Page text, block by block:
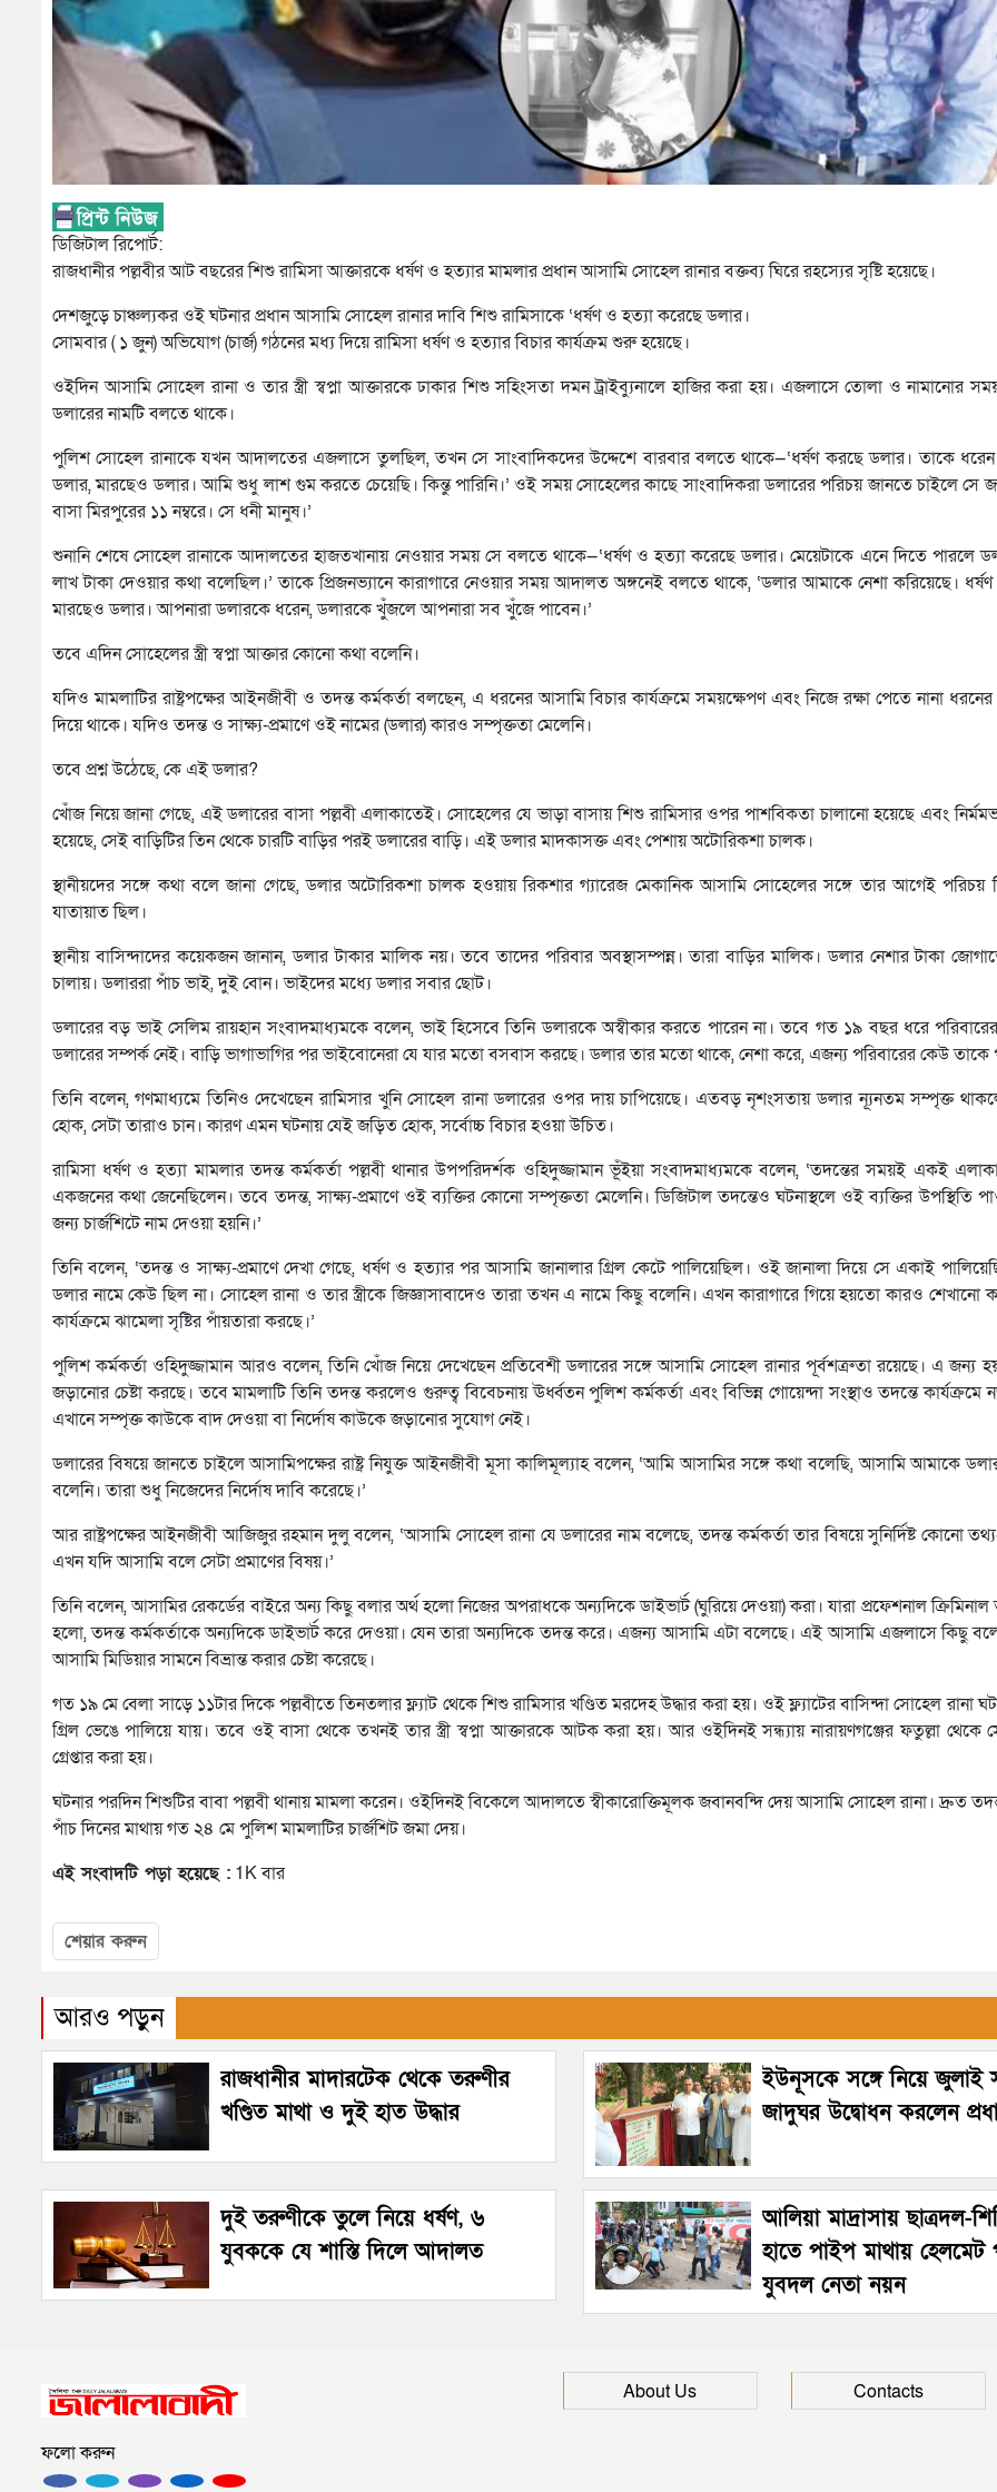
ডিজিটাল রিপোর্ট:
রাজধানীর পল্লবীর আট বছরের শিশু রামিসা আক্তারকে ধর্ষণ ও হত্যার মামলার প্রধান আসামি সোহেল রানার বক্তব্য ঘিরে রহস্যের সৃষ্টি হয়েছে।
দেশজুড়ে চাঞ্চল্যকর ওই ঘটনার প্রধান আসামি সোহেল রানার দাবি শিশু রামিসাকে ‘ধর্ষণ ও হত্যা করেছে ডলার।
সোমবার ( ১ জুন) অভিযোগ (চার্জ) গঠনের মধ্য দিয়ে রামিসা ধর্ষণ ও হত্যার বিচার কার্যক্রম শুরু হয়েছে।
ওইদিন আসামি সোহেল রানা ও তার স্ত্রী স্বপ্না আক্তারকে ঢাকার শিশু সহিংসতা দমন ট্রাইব্যুনালে হাজির করা হয়। এজলাসে তোলা ও নামানোর
ডলারের নামটি বলতে থাকে।
পুলিশ সোহেল রানাকে যখন আদালতের এজলাসে তুলছিল, তখন সে সাংবাদিকদের উদ্দেশে বারবার বলতে থাকে—‘ধর্ষণ করছে ডলার। তাকে
ডলার, মারছেও ডলার। আমি শুধু লাশ গুম করতে চেয়েছি। কিন্তু পারিনি।’ ওই সময় সোহেলের কাছে সাংবাদিকরা ডলারের পরিচয় জানতে চাইলে সে
বাসা মিরপুরের ১১ নম্বরে। সে ধনী মানুষ।’
শুনানি শেষে সোহেল রানাকে আদালতের হাজতখানায় নেওয়ার সময় সে বলতে থাকে—‘ধর্ষণ ও হত্যা করেছে ডলার। মেয়েটাকে এনে দিতে পারলে
লাখ টাকা দেওয়ার কথা বলেছিল।’ তাকে প্রিজনভ্যানে কারাগারে নেওয়ার সময় আদালত অঙ্গনেই বলতে থাকে, ‘ডলার আমাকে নেশা করিয়েছে।
মারছেও ডলার। আপনারা ডলারকে ধরেন, ডলারকে খুঁজলে আপনারা সব খুঁজে পাবেন।’
তবে এদিন সোহেলের স্ত্রী স্বপ্না আক্তার কোনো কথা বলেনি।
যদিও মামলাটির রাষ্ট্রপক্ষের আইনজীবী ও তদন্ত কর্মকর্তা বলছেন, এ ধরনের আসামি বিচার কার্যক্রমে সময়ক্ষেপণ এবং নিজে রক্ষা পেতে নানা
দিয়ে থাকে। যদিও তদন্ত ও সাক্ষ্য-প্রমাণে ওই নামের (ডলার) কারও সম্পৃক্ততা মেলেনি।
তবে প্রশ্ন উঠেছে, কে এই ডলার?
খোঁজ নিয়ে জানা গেছে, এই ডলারের বাসা পল্লবী এলাকাতেই। সোহেলের যে ভাড়া বাসায় শিশু রামিসার ওপর পাশবিকতা চালানো হয়েছে এবং
হয়েছে, সেই বাড়িটির তিন থেকে চারটি বাড়ির পরই ডলারের বাড়ি। এই ডলার মাদকাসক্ত এবং পেশায় অটোরিকশা চালক।
স্থানীয়দের সঙ্গে কথা বলে জানা গেছে, ডলার অটোরিকশা চালক হওয়ায় রিকশার গ্যারেজ মেকানিক আসামি সোহেলের সঙ্গে তার আগেই পরিচয়
যাতায়াত ছিল।
স্থানীয় বাসিন্দাদের কয়েকজন জানান, ডলার টাকার মালিক নয়। তবে তাদের পরিবার অবস্থাসম্পন্ন। তারা বাড়ির মালিক। ডলার নেশার টাকা
চালায়। ডলাররা পাঁচ ভাই, দুই বোন। ভাইদের মধ্যে ডলার সবার ছোট।
ডলারের বড় ভাই সেলিম রায়হান সংবাদমাধ্যমকে বলেন, ভাই হিসেবে তিনি ডলারকে অস্বীকার করতে পারেন না। তবে গত ১৯ বছর ধরে
ডলারের সম্পর্ক নেই। বাড়ি ভাগাভাগির পর ভাইবোনেরা যে যার মতো বসবাস করছে। ডলার তার মতো থাকে, নেশা করে, এজন্য পরিবারের কেউ তাকে
তিনি বলেন, গণমাধ্যমে তিনিও দেখেছেন রামিসার খুনি সোহেল রানা ডলারের ওপর দায় চাপিয়েছে। এতবড় নৃশংসতায় ডলার ন্যূনতম সম্পৃক্ত
হোক, সেটা তারাও চান। কারণ এমন ঘটনায় যেই জড়িত হোক, সর্বোচ্চ বিচার হওয়া উচিত।
রামিসা ধর্ষণ ও হত্যা মামলার তদন্ত কর্মকর্তা পল্লবী থানার উপপরিদর্শক ওহিদুজ্জামান ভূঁইয়া সংবাদমাধ্যমকে বলেন, ‘তদন্তের সময়ই একই
একজনের কথা জেনেছিলেন। তবে তদন্ত, সাক্ষ্য-প্রমাণে ওই ব্যক্তির কোনো সম্পৃক্ততা মেলেনি। ডিজিটাল তদন্তেও ঘটনাস্থলে ওই ব্যক্তির উপস্থিতি
জন্য চার্জশিটে নাম দেওয়া হয়নি।’
তিনি বলেন, ‘তদন্ত ও সাক্ষ্য-প্রমাণে দেখা গেছে, ধর্ষণ ও হত্যার পর আসামি জানালার গ্রিল কেটে পালিয়েছিল। ওই জানালা দিয়ে সে একাই
ডলার নামে কেউ ছিল না। সোহেল রানা ও তার স্ত্রীকে জিজ্ঞাসাবাদেও তারা তখন এ নামে কিছু বলেনি। এখন কারাগারে গিয়ে হয়তো কারও শেখানো
কার্যক্রমে ঝামেলা সৃষ্টির পাঁয়তারা করছে।’
পুলিশ কর্মকর্তা ওহিদুজ্জামান আরও বলেন, তিনি খোঁজ নিয়ে দেখেছেন প্রতিবেশী ডলারের সঙ্গে আসামি সোহেল রানার পূর্বশত্রুতা রয়েছে। এ জন্য
জড়ানোর চেষ্টা করছে। তবে মামলাটি তিনি তদন্ত করলেও গুরুত্ব বিবেচনায় ঊর্ধ্বতন পুলিশ কর্মকর্তা এবং বিভিন্ন গোয়েন্দা সংস্থাও তদন্তে কার্যক্রমে
এখানে সম্পৃক্ত কাউকে বাদ দেওয়া বা নির্দোষ কাউকে জড়ানোর সুযোগ নেই।
ডলারের বিষয়ে জানতে চাইলে আসামিপক্ষের রাষ্ট্র নিযুক্ত আইনজীবী মূসা কালিমূল্যাহ বলেন, ‘আমি আসামির সঙ্গে কথা বলেছি, আসামি আমাকে
বলেনি। তারা শুধু নিজেদের নির্দোষ দাবি করেছে।’
আর রাষ্ট্রপক্ষের আইনজীবী আজিজুর রহমান দুলু বলেন, ‘আসামি সোহেল রানা যে ডলারের নাম বলেছে, তদন্ত কর্মকর্তা তার বিষয়ে সুনির্দিষ্ট কোনো তথ্য-
এখন যদি আসামি বলে সেটা প্রমাণের বিষয়।’
তিনি বলেন, আসামির রেকর্ডের বাইরে অন্য কিছু বলার অর্থ হলো নিজের অপরাধকে অন্যদিকে ডাইভার্ট (ঘুরিয়ে দেওয়া) করা। যারা প্রফেশনাল ক্রিমিনাল
হলো, তদন্ত কর্মকর্তাকে অন্যদিকে ডাইভার্ট করে দেওয়া। যেন তারা অন্যদিকে তদন্ত করে। এজন্য আসামি এটা বলেছে। এই আসামি এজলাসে কিছু
আসামি মিডিয়ার সামনে বিভ্রান্ত করার চেষ্টা করেছে।
গত ১৯ মে বেলা সাড়ে ১১টার দিকে পল্লবীতে তিনতলার ফ্ল্যাট থেকে শিশু রামিসার খণ্ডিত মরদেহ উদ্ধার করা হয়। ওই ফ্ল্যাটের বাসিন্দা সোহেল রানা
গ্রিল ভেঙে পালিয়ে যায়। তবে ওই বাসা থেকে তখনই তার স্ত্রী স্বপ্না আক্তারকে আটক করা হয়। আর ওইদিনই সন্ধ্যায় নারায়ণগঞ্জের ফতুল্লা থেকে
গ্রেপ্তার করা হয়।
ঘটনার পরদিন শিশুটির বাবা পল্লবী থানায় মামলা করেন। ওইদিনই বিকেলে আদালতে স্বীকারোক্তিমূলক জবানবন্দি দেয় আসামি সোহেল রানা। দ্রুত
পাঁচ দিনের মাথায় গত ২৪ মে পুলিশ মামলাটির চার্জশিট জমা দেয়।
এই সংবাদটি পড়া হয়েছে : 1K বার
শেয়ার করুন
আরও পড়ুন
রাজধানীর মাদারটেক থেকে তরুণীর
খণ্ডিত মাথা ও দুই হাত উদ্ধার
ইউনূসকে সঙ্গে নিয়ে জুলাই
জাদুঘর উদ্বোধন করলেন
দুই তরুণীকে তুলে নিয়ে ধর্ষণ, ৬
যুবককে যে শাস্তি দিলে আদালত
আলিয়া মাদ্রাসায় ছাত্রদল-
হাতে পাইপ মাথায় হেলমেট
যুবদল নেতা নয়ন
ফলো করুন
About Us Contacts